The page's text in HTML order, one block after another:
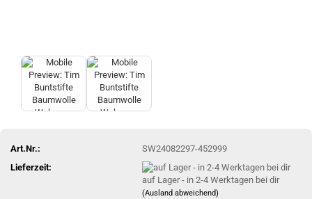
Art.Nr.:
SW24082297-452999
Lieferzeit:
auf Lager - in 2-4 Werktagen bei dir
(Ausland abweichend)